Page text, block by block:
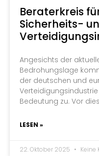
Beraterkreis
Sicherheits-
Angesichts der
Bedrohungslage
der deutschen und
Bedeutung zu. Vor
LESEN »
22. Oktober 2025 Keine